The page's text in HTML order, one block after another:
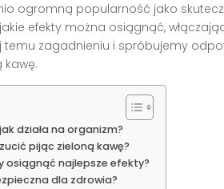
ogromną popularność jako
efekty można osiągnąć,
temu zagadnieniu i spróbujemy
kawę.
działa na organizm?
pijąc zieloną kawę?
osiągnąć najlepsze efekty?
dla zdrowia?